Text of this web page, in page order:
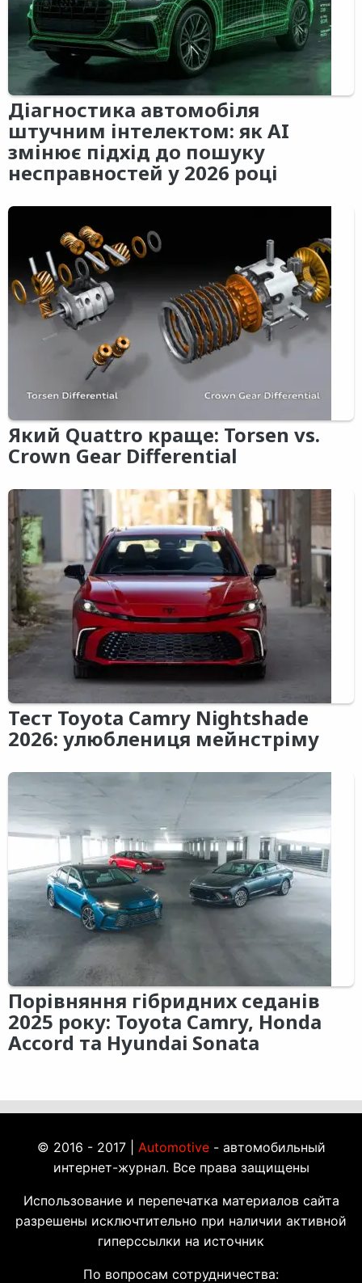
Діагностика автомобіля
штучним інтелектом: як AI
змінює підхід до пошуку
несправностей у 2026 році
Який Quattro краще: Torsen vs.
Crown Gear Differential
Тест Toyota Camry Nightshade
2026: улюблениця мейнстріму
Порівняння гібридних седанів
2025 року: Toyota Camry, Honda
Accord та Hyundai Sonata
© 2016 - 2017 | Automotive- автомобильный
интернет-журнал. Все права защищены
Использование и перепечатка материалов сайта
разрешены исключтительно при наличии активной
гиперссылки на источник
По вопросам сотрудничества: